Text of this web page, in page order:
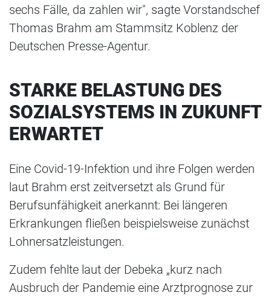
sechs Fälle, da zahlen wir", sagte Vorstandschef
Thomas Brahm am Stammsitz Koblenz der
Deutschen Presse-Agentur.
STARKE BELASTUNG DES
SOZIALSYSTEMS IN ZUKUNFT
ERWARTET
Eine Covid-19-Infektion und ihre Folgen werden
laut Brahm erst zeitversetzt als Grund für
Berufsunfähigkeit anerkannt: Bei längeren
Erkrankungen fließen beispielsweise zunächst
Lohnersatzleistungen.
Zudem fehlte laut der Debeka „kurz nach
Ausbruch der Pandemie eine Arztprognose zur